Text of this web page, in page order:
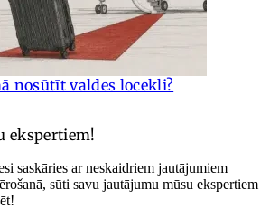
nosūtīt valdes locekli?
ekspertiem!
saskāries ar neskaidriem jautājumiem
sūti savu jautājumu mūsu ekspertiem